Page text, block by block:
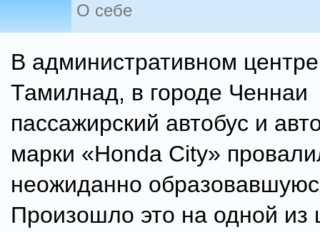
О себе
В административном
Тамилнад, в городе Ченнаи
пассажирский автобус и
марки «Honda City»
неожиданно
Произошло это на одной из